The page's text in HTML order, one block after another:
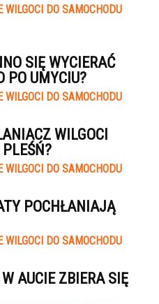
WILGOCI DO SAMOCHODU
SIĘ WYCIERAĆ
PO UMYCIU?
WILGOCI DO SAMOCHODU
WILGOCI
WILGOCI DO SAMOCHODU
POCHŁANIAJĄ
WILGOCI DO SAMOCHODU
AUCIE ZBIERA SIĘ